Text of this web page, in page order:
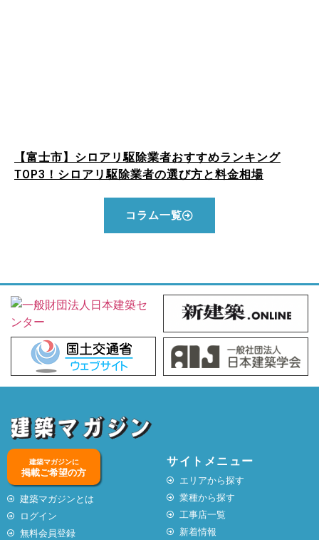
【富士市】シロアリ駆除業者おすすめランキング
TOP3！シロアリ駆除業者の選び方と料金相場
コラム一覧
建築マガジンに
掲載ご希望の方
建築マガジンとは
ログイン
無料会員登録
サイトメニュー
エリアから探す
業種から探す
工事店一覧
新着情報